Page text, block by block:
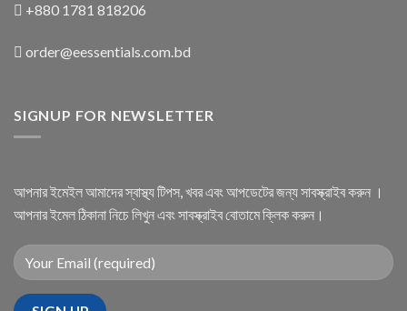
+880 1781 818206
order@eessentials.com.bd
SIGNUP FOR NEWSLETTER
আপনার ইমেইল আমাদের স্বাস্থ্য টিপস, খবর এবং আপডেটের জন্য সাবস্ক্রাইব করুন ।
আপনার ইমেল ঠিকানা নিচে লিখুন এবং সাবস্ক্রাইব বোতামে ক্লিক করুন।